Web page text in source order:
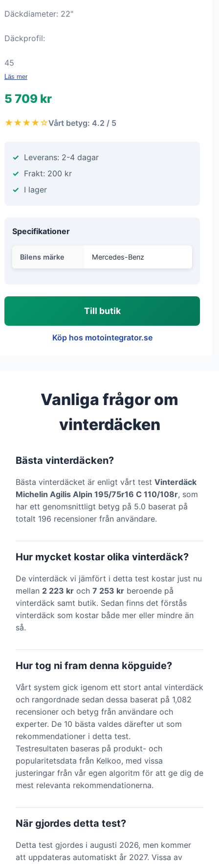
Däckdiameter: 22"
Däckprofil:
45
Läs mer
5 709 kr
★★★★☆Vårt betyg: 4.2 / 5
Leverans: 2-4 dagar
Frakt: 200 kr
I lager
Specifikationer
Bilens märke Mercedes-Benz
Till butik
Köp hos motointegrator.se
Vanliga frågor om
vinterdäcken
Bästa vinterdäcken?
Bästa vinterdäcket är enligt vårt test Vinterdäck
Michelin Agilis Alpin 195/75r16 C 110/108r, som
har ett genomsnittligt betyg på 5.0 baserat på
totalt 196 recensioner från användare.
Hur mycket kostar olika vinterdäck?
De vinterdäck vi jämfört i detta test kostar just nu
mellan 2 223 kr och 7 253 kr beroende på
vinterdäck samt butik. Sedan finns det förstås
vinterdäck som kostar både mer eller mindre än
så.
Hur tog ni fram denna köpguide?
Vårt system gick igenom ett stort antal vinterdäck
och rangordnade sedan dessa baserat på 1,082
recensioner och betyg från användare och
experter. De 10 bästa valdes därefter ut som
rekommendationer i detta test.
Testresultaten baseras på produkt- och
popularitetsdata från Kelkoo, med vissa
justeringar från vår egen algoritm för att ge dig de
mest relevanta rekommendationerna.
När gjordes detta test?
Detta test gjordes i augusti 2026, men kommer
att uppdateras automatiskt år 2027. Vissa av